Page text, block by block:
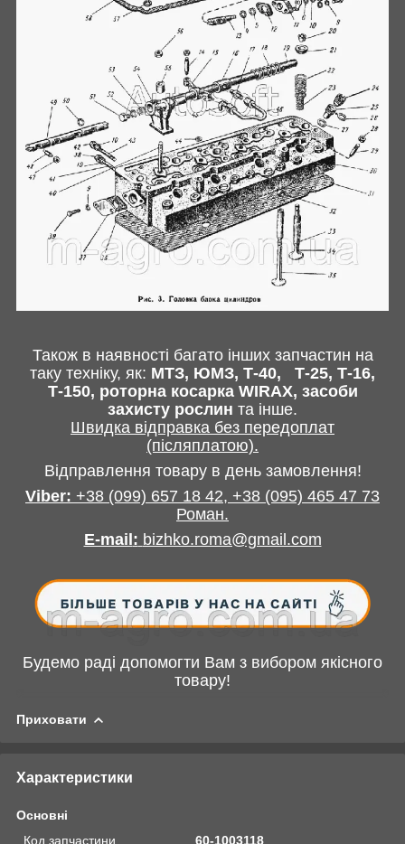
Також в наявності багато інших запчастин на
таку техніку, як: МТЗ, ЮМЗ, Т-40,
Т-25, Т-16,
Т-150, роторна косарка WIRAX, засоби
захисту рослин та інше.
Швидка відправка без передоплат
(післяплатою).
Відправлення товару в день замовлення!
Viber: +38 (099) 657 18 42, +38 (095) 465 47 73
Роман.
E-mail : bizhko.roma@gmail.com
Будемо раді допомогти Вам з вибором якісного
товару!
Приховати
Характеристики
Основні
Код запчастини
60-1003118